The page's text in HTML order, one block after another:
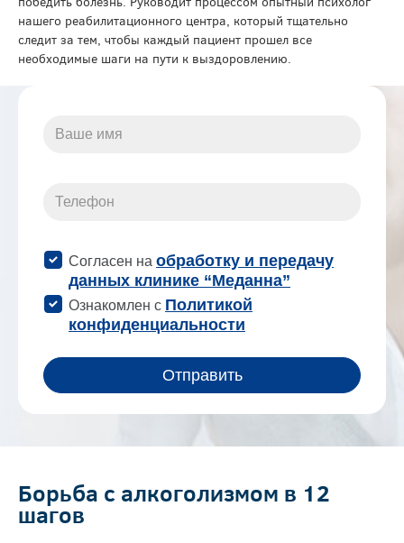
нашего реабилитационного центра, который тщательно
следит за тем, чтобы каждый пациент прошел все
необходимые шаги на пути к выздоровлению.
Борьба с алкоголизмом в 12
шагов